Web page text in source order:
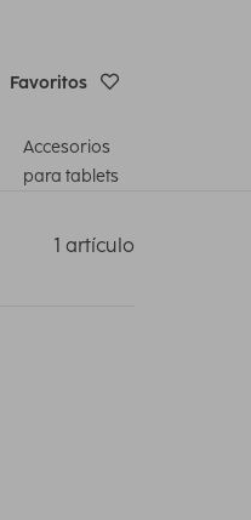
Favoritos
Accesorios
para tablets
1 artículo